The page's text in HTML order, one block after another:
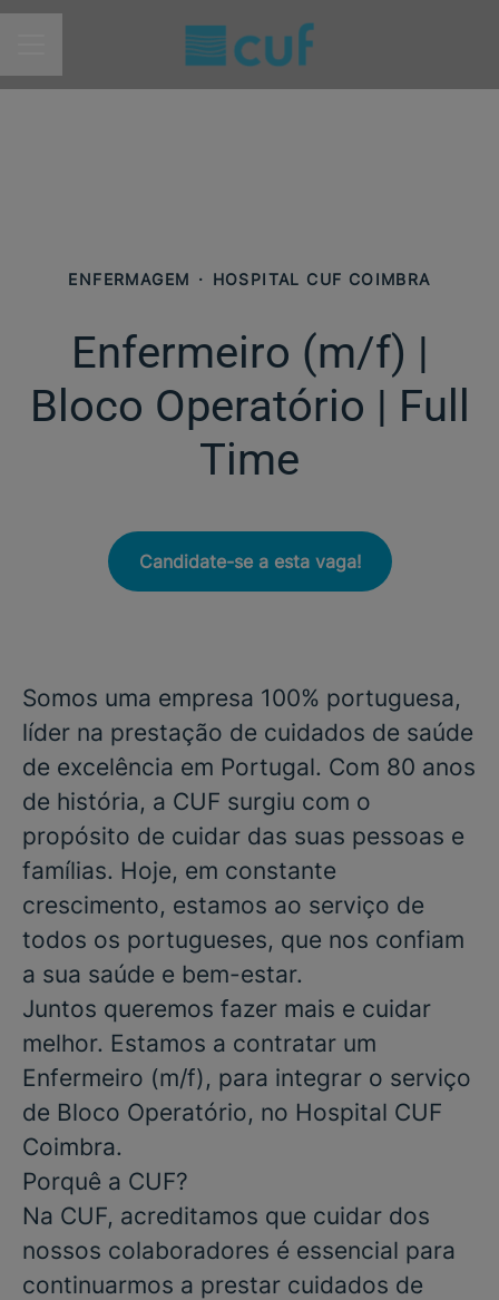
MENU DE CARREIRAS
ENFERMAGEM · HOSPITAL CUF COIMBRA
Enfermeiro (m/f)​ |
Bloco Operatório | Full
Time
Candidate-se a esta vaga!
Somos uma empresa 100% portuguesa,
líder na prestação de cuidados de saúde
de excelência em Portugal. Com 80 anos
de história, a CUF surgiu com o
propósito de cuidar das suas pessoas e
famílias. Hoje, em constante
crescimento, estamos ao serviço de
todos os portugueses, que nos confiam
a sua saúde e bem-estar.
Juntos queremos fazer mais e cuidar
melhor. Estamos a contratar um
Enfermeiro (m/f), para integrar o serviço
de Bloco Operatório, no Hospital CUF
Coimbra.
Porquê a CUF?
Na CUF, acreditamos que cuidar dos
nossos colaboradores é essencial para
continuarmos a prestar cuidados de